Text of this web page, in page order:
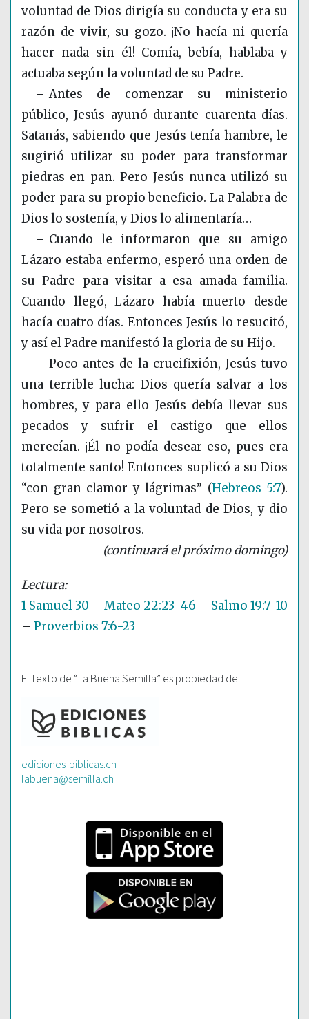
voluntad de Dios dirigía su conducta y era su
razón de vivir, su gozo. ¡No hacía ni quería
hacer nada sin él! Comía, bebía, hablaba y
actuaba según la voluntad de su Padre.
– Antes de comenzar su ministerio
público, Jesús ayunó durante cuarenta días.
Satanás, sabiendo que Jesús tenía hambre, le
sugirió utilizar su poder para transformar
piedras en pan. Pero Jesús nunca utilizó su
poder para su propio beneficio. La Palabra de
Dios lo sostenía, y Dios lo alimentaría…
– Cuando le informaron que su amigo
Lázaro estaba enfermo, esperó una orden de
su Padre para visitar a esa amada familia.
Cuando llegó, Lázaro había muerto desde
hacía cuatro días. Entonces Jesús lo resucitó,
y así el Padre manifestó la gloria de su Hijo.
– Poco antes de la crucifixión, Jesús tuvo
una terrible lucha: Dios quería salvar a los
hombres, y para ello Jesús debía llevar sus
pecados y sufrir el castigo que ellos
merecían. ¡Él no podía desear eso, pues era
totalmente santo! Entonces suplicó a su Dios
“con gran clamor y lágrimas” (Hebreos 5:7).
Pero se sometió a la voluntad de Dios, y dio
su vida por nosotros.
(continuará el próximo domingo)
1 Samuel 30 – Mateo 22:23-46 – Salmo 19:7-10
– Proverbios 7:6-23
El texto de “La Buena Semilla” es propiedad de:
ediciones-biblicas.ch
labuena@semilla.ch